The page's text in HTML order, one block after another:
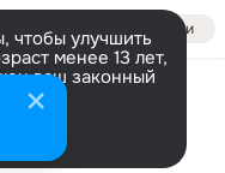
Войти
чтобы улучшить
менее 13 лет,
ваш законный